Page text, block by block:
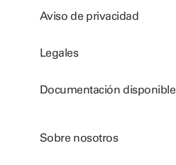
Aviso de privacidad
Legales
Documentación disponible
Sobre nosotros